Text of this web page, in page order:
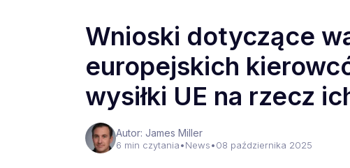
Wnioski dotyczące
europejskich
wysiłki UE na rzecz
Autor: James Miller
6 min czytania•News•08 października 2025